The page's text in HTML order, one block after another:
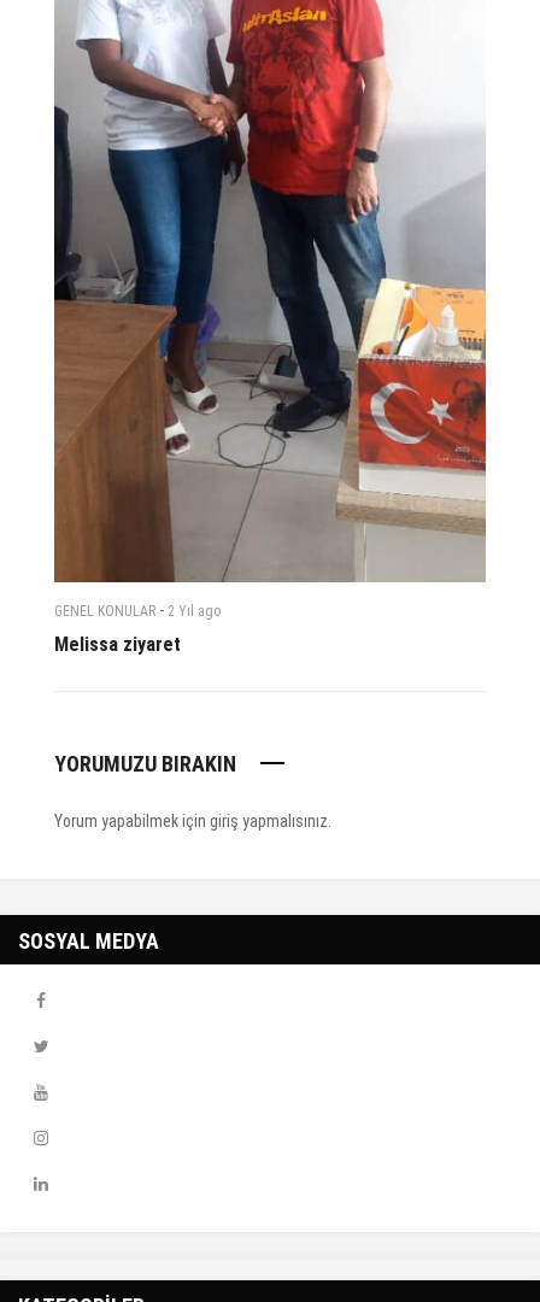
GENEL KONULAR- 2 Yıl ago
Melissa ziyaret
YORUMUZU BIRAKIN
Yorum yapabilmek için giriş yapmalısınız.
SOSYAL MEDYA